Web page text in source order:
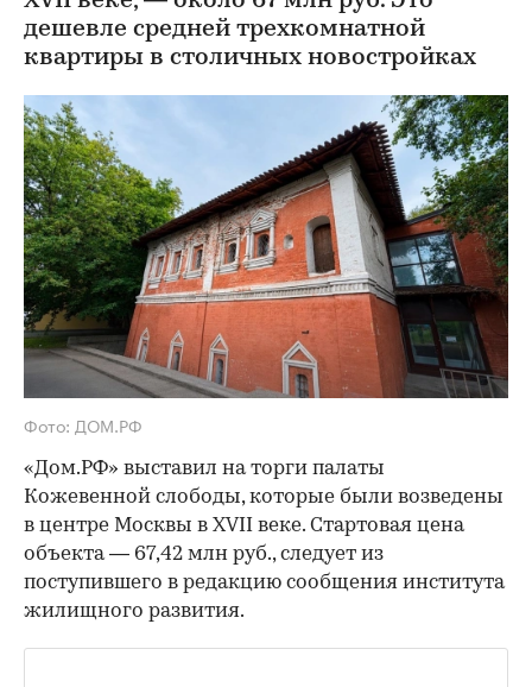
дешевле средней трехкомнатной
квартиры в столичных новостройках
Фото: ДОМ.РФ
«Дом.РФ» выставил на торги палаты
Кожевенной слободы, которые были возведены
в центре Москвы в XVII веке. Стартовая цена
объекта — 67,42 млн руб., следует из
поступившего в редакцию сообщения института
жилищного развития.